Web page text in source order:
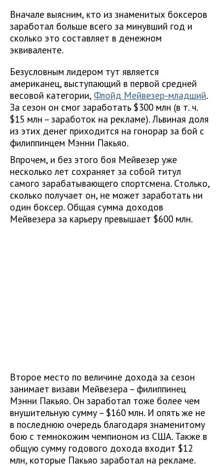
Вначале выясним, кто из знаменитых боксеров
заработал больше всего за минувший год и
сколько это составляет в денежном
эквиваленте.
Безусловным лидером тут является
американец, выступающий в первой средней
весовой категории, Флойд Мейвезер-младший.
За сезон он смог заработать $300 млн (в т. ч.
$15 млн – заработок на рекламе). Львиная доля
из этих денег приходится на гонорар за бой с
филиппинцем Мэнни Пакьяо.
Впрочем, и без этого боя Мейвезер уже
несколько лет сохраняет за собой титул
самого зарабатывающего спортсмена. Столько,
сколько получает он, не может заработать ни
один боксер. Общая сумма доходов
Мейвезера за карьеру превышает $600 млн.
Второе место по величине дохода за сезон
занимает визави Мейвезера – филиппинец
Мэнни Пакьяо. Он заработал тоже более чем
внушительную сумму – $160 млн. И опять же не
в последнюю очередь благодаря знаменитому
бою с темнокожим чемпионом из США. Также в
общую сумму годового дохода входит $12
млн, которые Пакьяо заработал на рекламе.